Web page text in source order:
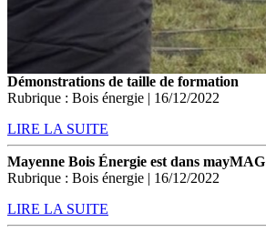
Démonstrations de taille de formation
Rubrique : Bois énergie | 16/12/2022
LIRE LA SUITE
Mayenne Bois Énergie est dans mayMAG
Rubrique : Bois énergie | 16/12/2022
LIRE LA SUITE